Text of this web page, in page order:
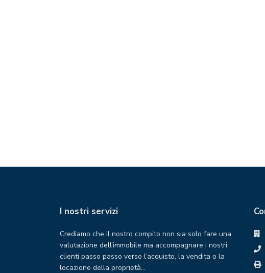
I nostri servizi
Crediamo che il nostro compito non sia solo fare una
valutazione dell’immobile ma accompagnare i nostri
clienti passo passo verso l’acquisto, la vendita o la
locazione della proprietà…